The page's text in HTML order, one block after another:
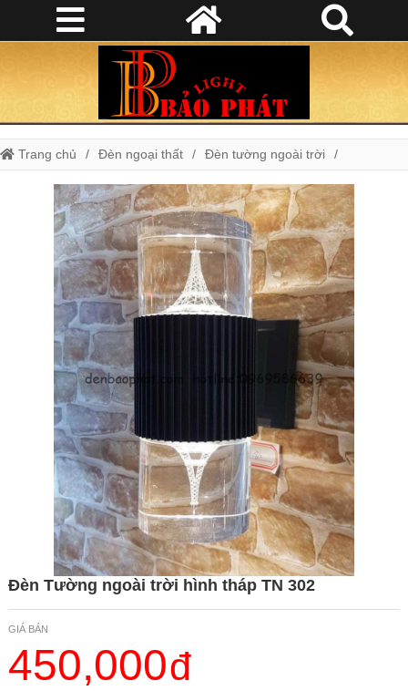
Trang chủ Đèn ngoại thất Đèn tường ngoài trời
Đèn Tường ngoài trời hình tháp TN 302
Đèn Tường ngoài trời hình tháp TN 302
GIÁ BÁN
450,000